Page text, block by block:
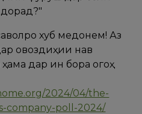
хуб медонем! Аз
овоздиҳии нав
дар ин бора огоҳ
2024/04/the-
company-poll-2024/